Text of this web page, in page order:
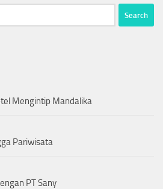
Mengintip Mandalika
Pariwisata
PT Sany